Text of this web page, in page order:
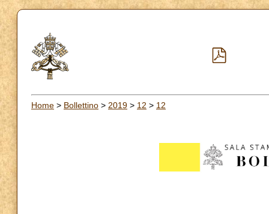
Home > Bollettino > 2019 > 12 > 12